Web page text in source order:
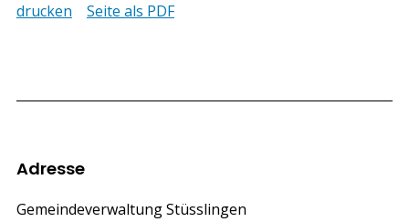
drucken Seite als PDF
Footer
Adresse
Gemeindeverwaltung Stüsslingen